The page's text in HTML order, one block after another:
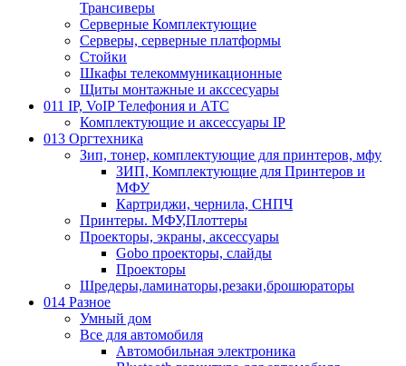
Трансиверы
Серверные Комплектующие
Серверы, серверные платформы
Стойки
Шкафы телекоммуникационные
Щиты монтажные и акссесуары
011 IP, VoIP Телефония и АТС
Комплектующие и аксессуары IP
013 Оргтехника
Зип, тонер, комплектующие для принтеров, мфу
ЗИП, Комплектующие для Принтеров и
МФУ
Картриджи, чернила, СНПЧ
Принтеры. МФУ,Плоттеры
Проекторы, экраны, аксессуары
Gobo проекторы, слайды
Проекторы
Шредеры,ламинаторы,резаки,брошюраторы
014 Разное
Умный дом
Все для автомобиля
Автомобильная электроника